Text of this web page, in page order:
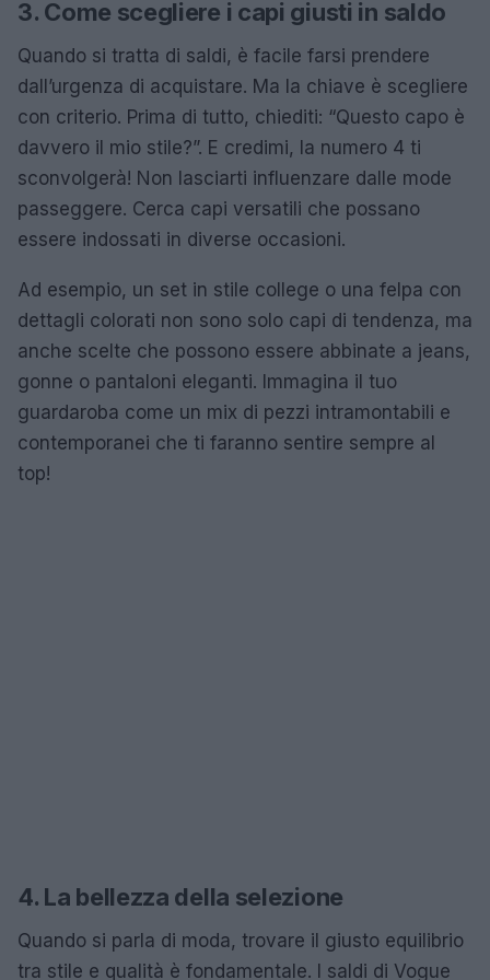
3. Come scegliere i capi giusti in saldo
Quando si tratta di saldi, è facile farsi prendere
dall’urgenza di acquistare. Ma la chiave è scegliere
con criterio. Prima di tutto, chiediti: “Questo capo è
davvero il mio stile?”. E credimi, la numero 4 ti
sconvolgerà! Non lasciarti influenzare dalle mode
passeggere. Cerca capi versatili che possano
essere indossati in diverse occasioni.
Ad esempio, un set in stile college o una felpa con
dettagli colorati non sono solo capi di tendenza, ma
anche scelte che possono essere abbinate a jeans,
gonne o pantaloni eleganti. Immagina il tuo
guardaroba come un mix di pezzi intramontabili e
contemporanei che ti faranno sentire sempre al
top!
4. La bellezza della selezione
Quando si parla di moda, trovare il giusto equilibrio
tra stile e qualità è fondamentale. I saldi di Vogue